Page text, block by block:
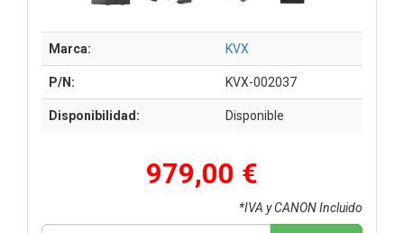
Marca: KVX
P/N: KVX-002037
Disponibilidad: Disponible
979,00 €
*IVA y CANON Incluido